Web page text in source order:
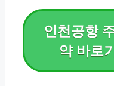
인천공항
약 바로